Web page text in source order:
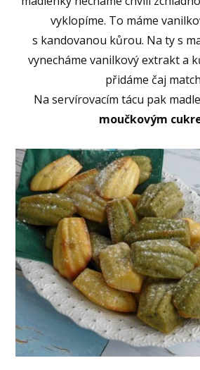
vyklopíme. To máme
s kandovanou kůrou. Na ty s
vynecháme vanilkový extrakt a
přidáme čaj
Na servírovacím tácu pak
moučkovým